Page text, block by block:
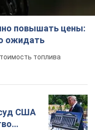
повышать цены:
ожидать
топлива
США